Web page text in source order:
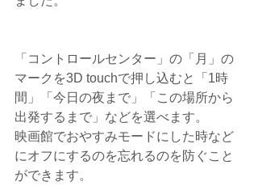
「コントロールセンター」の「月」の
マークを3D touchで押し込むと「1時
間」「今日の夜まで」「この場所から
出発するまで」などを選べます。
映画館でおやすみモードにした時など
にオフにするのを忘れるのを防ぐこと
ができます。